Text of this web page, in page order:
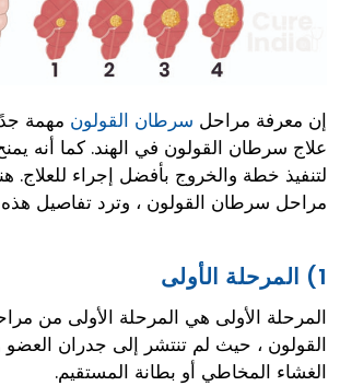
إن معرفة مراحل سرطان القولون مهمة
علاج سرطان القولون في الهند. كما أنه
مراحل سرطان القولون ، وترد تفاصيل هذه
1) المرحلة الأولى
المرحلة الأولى هي المرحلة الأولى من
القولون ، حيث لم تنتشر إلى جدران العضو
الغشاء المخاطي أو بطانة المستقيم.